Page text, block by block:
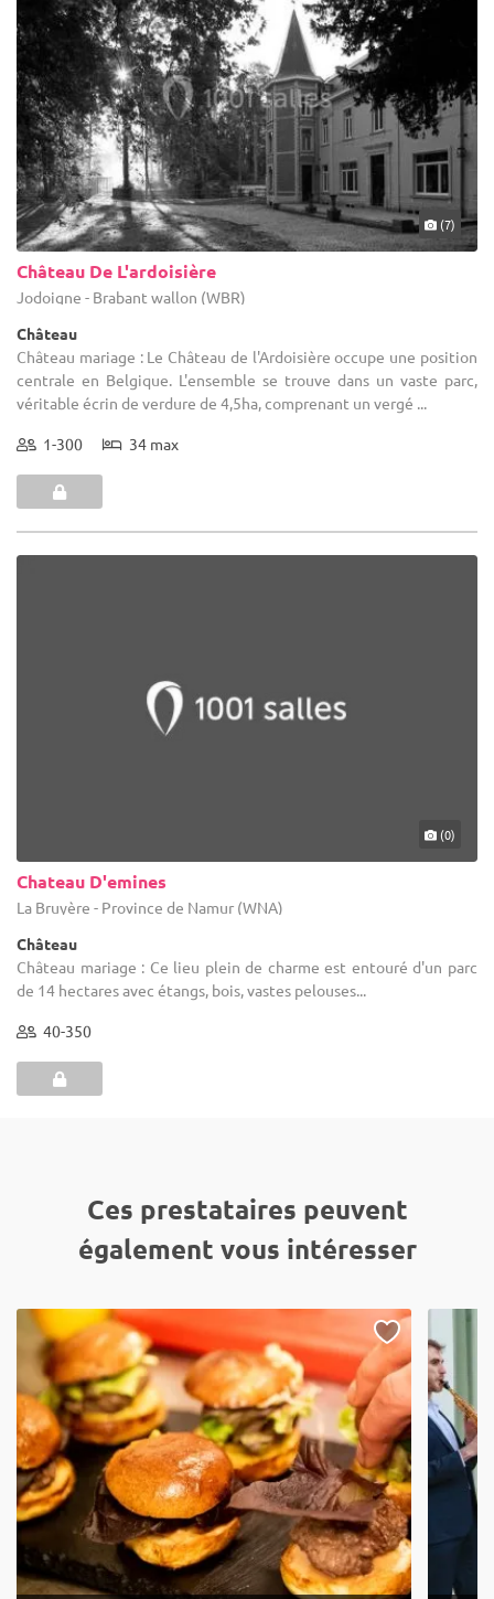
(7)
Château De L'ardoisière
Jodoigne - Brabant wallon (WBR)
Château
Château mariage : Le Château de l'Ardoisière occupe une position
centrale en Belgique. L'ensemble se trouve dans un vaste parc,
véritable écrin de verdure de 4,5ha, comprenant un vergé ...
1-300 34 max
(0)
Chateau D'emines
La Bruyère - Province de Namur (WNA)
Château
Château mariage : Ce lieu plein de charme est entouré d'un parc
de 14 hectares avec étangs, bois, vastes pelouses...
40-350
Ces prestataires peuvent
également vous intéresser